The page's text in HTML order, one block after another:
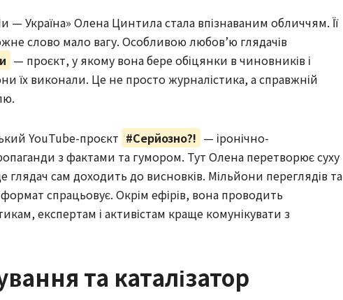
— Україна» Олена Цинтила стала впізнаваним обличчям. Її
слово мало вагу. Особливою любов’ю глядачів
— проєкт, у якому вона бере обіцянки в чиновників і
їх виконали. Це не просто журналістика, а справжній
YouTube-проєкт #Серйозно?! — іронічно-
з фактами та гумором. Тут Олена перетворює суху
глядач сам доходить до висновків. Мільйони переглядів та
спрацьовує. Окрім ефірів, вона проводить
експертам і активістам краще комунікувати з
та каталізатор